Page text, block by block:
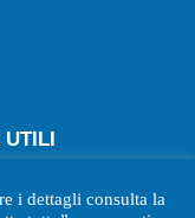
UTILI
Policy
i dettagli consulta la